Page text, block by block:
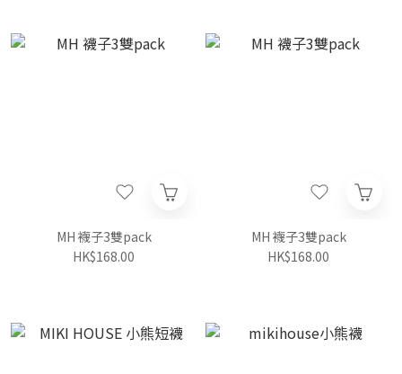
MH 襪子3雙pack
HK$168.00
MH 襪子3雙pack
HK$168.00